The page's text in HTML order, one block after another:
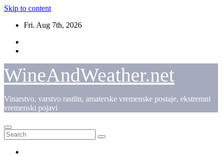
Skip to content
Fri. Aug 7th, 2026
WineAndWeather.net
Vinarstvo, varstvo rastlin, amaterske vremenske postaje, ekstremni
vremenski pojavi